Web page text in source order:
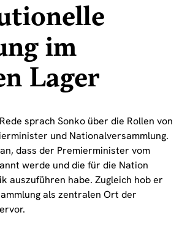
im
Lager
sprach Sonko über die Rollen von
und Nationalversammlung.
dass der Premierminister vom
werde und die für die Nation
auszuführen habe. Zugleich hob er
als zentralen Ort der